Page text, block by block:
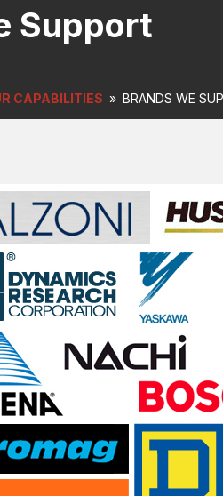
Support
CAPABILITIES » BRANDS WE